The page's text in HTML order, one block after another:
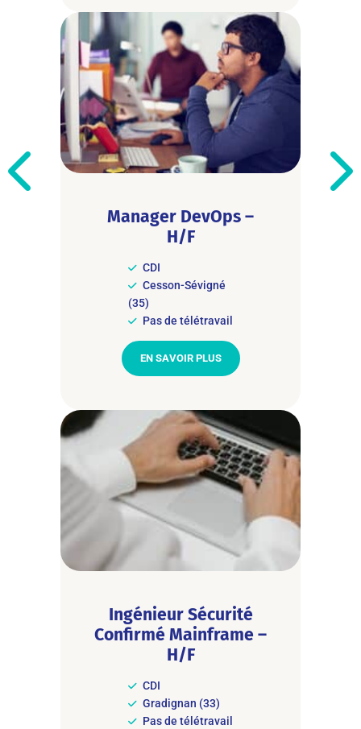
Manager DevOps –
H/F
CDI
Cesson-Sévigné
(35)
Pas de télétravail
EN SAVOIR PLUS
Ingénieur Sécurité
Confirmé Mainframe –
H/F
CDI
Gradignan (33)
Pas de télétravail